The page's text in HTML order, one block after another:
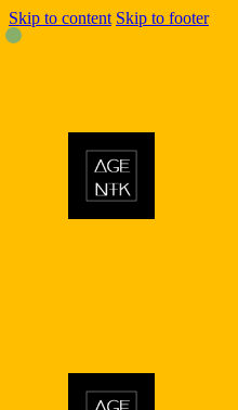
Skip to content Skip to footer